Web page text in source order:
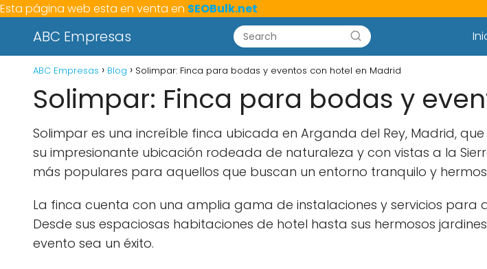
Esta página web esta en venta en SEOBulk.net
ABC Empresas
ABC Empresas Blog Solimpar: Finca para bodas y eventos con hotel en Madrid
Solimpar: Finca para bodas y
Solimpar es una increíble finca ubicada en Arganda del Rey, Madrid,
su impresionante ubicación rodeada de naturaleza y con vistas a la
más populares para aquellos que buscan un entorno tranquilo y
La finca cuenta con una amplia gama de instalaciones y servicios
Desde sus espaciosas habitaciones de hotel hasta sus hermosos
evento sea un éxito.